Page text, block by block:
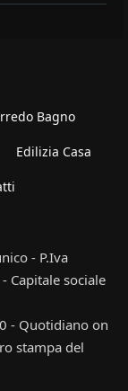
Bagno
Edilizia Casa
- P.Iva
Capitale sociale
- Quotidiano on
stampa del